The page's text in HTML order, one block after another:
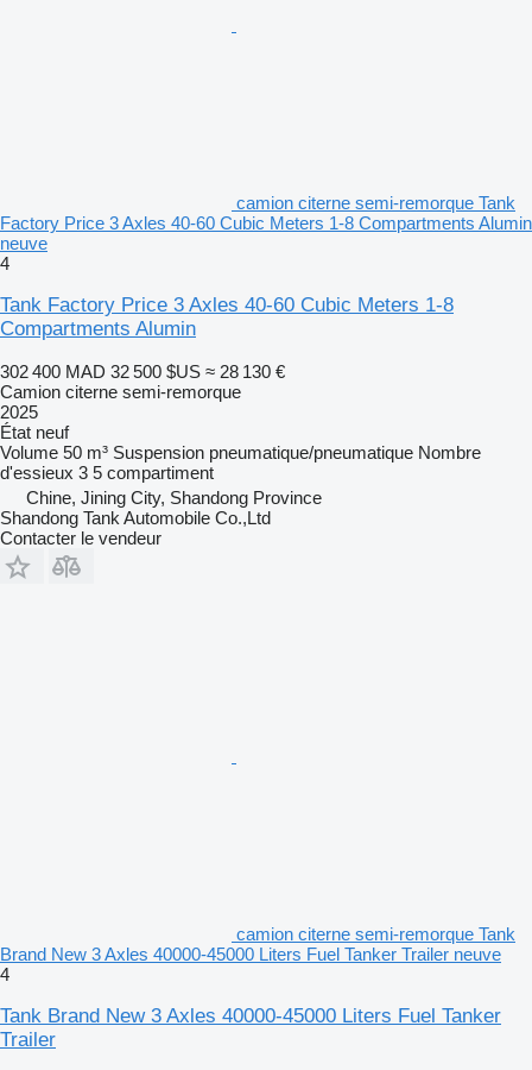
camion citerne semi-remorque Tank
Factory Price 3 Axles 40-60 Cubic Meters 1-8 Compartments Alumin
neuve
4
Tank Factory Price 3 Axles 40-60 Cubic Meters 1-8
Compartments Alumin
302 400 MAD 32 500 $US ≈ 28 130 €
Camion citerne semi-remorque
2025
État neuf
Volume 50 m³ Suspension pneumatique/pneumatique Nombre
d'essieux 3 5 compartiment
Chine, Jining City, Shandong Province
Shandong Tank Automobile Co.,Ltd
Contacter le vendeur
camion citerne semi-remorque Tank
Brand New 3 Axles 40000-45000 Liters Fuel Tanker Trailer neuve
4
Tank Brand New 3 Axles 40000-45000 Liters Fuel Tanker
Trailer